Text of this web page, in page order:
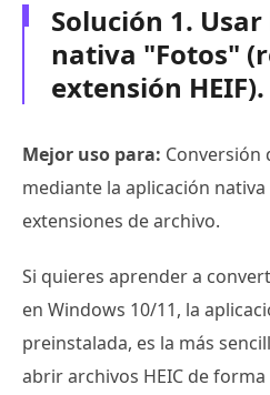
Solución 1.
nativa "Fotos"
extensión HEIF).
Mejor uso para: Conversión
mediante la aplicación
extensiones de archivo.
Si quieres aprender a
en Windows 10/11, la
preinstalada, es la más
abrir archivos HEIC de